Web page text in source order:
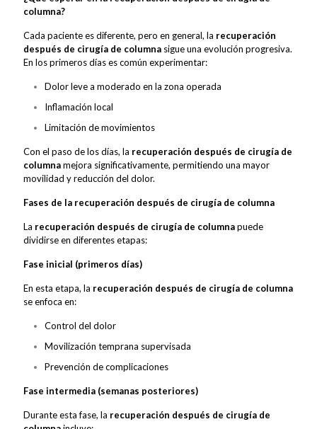
columna?
Cada paciente es diferente, pero en general, la recuperación
después de cirugía de columna sigue una evolución progresiva.
En los primeros días es común experimentar:
Dolor leve a moderado en la zona operada
Inflamación local
Limitación de movimientos
Con el paso de los días, la recuperación después de cirugía de
columnamejora significativamente, permitiendo una mayor
movilidad y reducción del dolor.
Fases de la recuperación después de cirugía de columna
La recuperación después de cirugía de columnapuede
dividirse en diferentes etapas:
Fase inicial (primeros días)
En esta etapa, la recuperación después de cirugía de columna
se enfoca en:
Control del dolor
Movilización temprana supervisada
Prevención de complicaciones
Fase intermedia (semanas posteriores)
Durante esta fase, la recuperación después de cirugía de